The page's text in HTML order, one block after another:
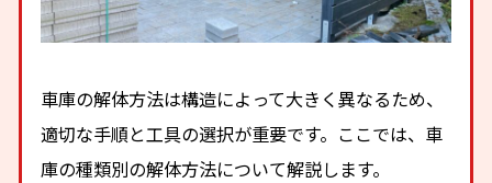
車庫の解体方法は構造によって大きく異なるため、
適切な手順と工具の選択が重要です。ここでは、車
庫の種類別の解体方法について解説します。